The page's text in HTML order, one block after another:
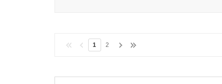
1 2